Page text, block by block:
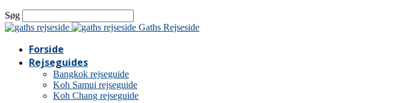
Søg
Gaths Rejseside
Forside
Rejseguides
Bangkok rejseguide
Koh Samui rejseguide
Koh Chang rejseguide